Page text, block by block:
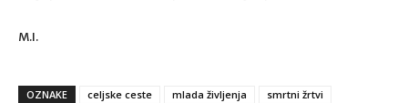
M.I.
OZNAKE celjske ceste mlada življenja
smrtni žrtvi